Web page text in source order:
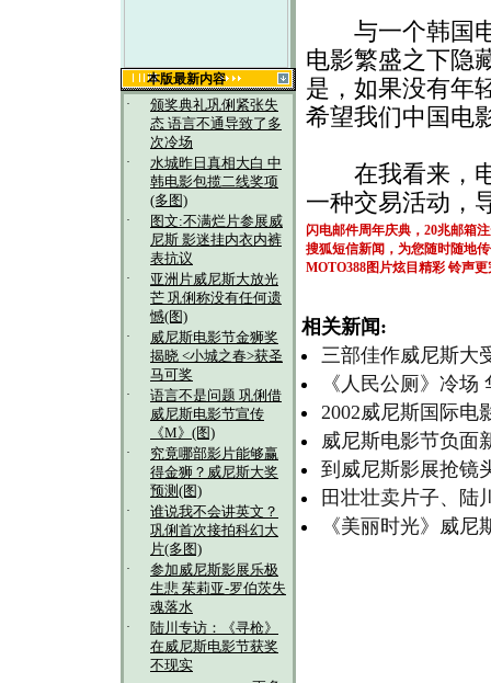
本版最新内容
·
颁奖典礼巩俐紧张失
态 语言不通导致了多
次冷场
·
水城昨日真相大白 中
韩电影包揽二线奖项
(多图)
·
图文:不满烂片参展威
尼斯 影迷挂内衣内裤
表抗议
·
亚洲片威尼斯大放光
芒 巩俐称没有任何遗
憾(图)
·
威尼斯电影节金狮奖
揭晓 <小城之春>获圣
马可奖
·
语言不是问题 巩俐借
威尼斯电影节宣传
《M》(图)
·
究竟哪部影片能够赢
得金狮？威尼斯大奖
预测(图)
·
谁说我不会讲英文？
巩俐首次接拍科幻大
片(多图)
·
参加威尼斯影展乐极
生悲 茱莉亚-罗伯茨失
魂落水
·
陆川专访：《寻枪》
在威尼斯电影节获奖
不现实
与一个韩国电
电影繁盛之下隐
是，如果没有年
希望我们中国电
在我看来，电
一种交易活动，
闪电邮件周年庆典，20兆邮箱
搜狐短信新闻，为您随时随地
MOTO388图片炫目精彩 铃声更
相关新闻:
三部佳作威尼斯大
《人民公厕》冷
2002威尼斯国际电
威尼斯电影节负面
到威尼斯影展抢镜
田壮壮卖片子、陆
《美丽时光》威